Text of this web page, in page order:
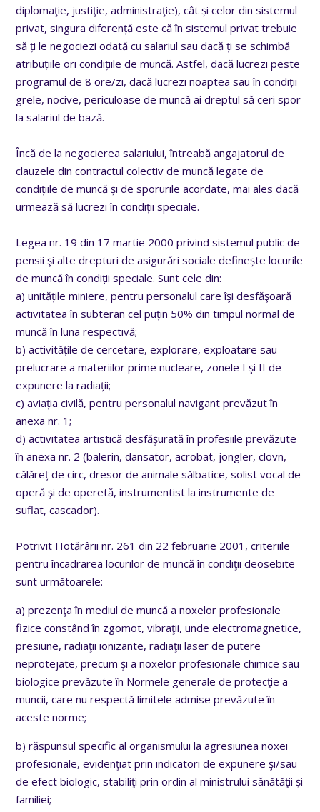
diplomaţie, justiţie, administraţie), cât și celor din sistemul
privat, singura diferență este că în sistemul privat trebuie
să ți le negociezi odată cu salariul sau dacă ți se schimbă
atribuțiile ori condițiile de muncă.Astfel, dacă lucrezi peste
programul de 8 ore/zi, dacă lucrezi noaptea sau în condiții
grele, nocive, periculoase de muncă ai dreptul să ceri spor
la salariul de bază.
Încă de la negocierea salariului, întreabă angajatorul de
clauzele din contractul colectiv de muncă legate de
condițiile de muncă și de sporurile acordate, mai ales dacă
urmează să lucrezi în condiții speciale.
Legea nr. 19 din 17 martie 2000 privind sistemul public de
pensii şi alte drepturi de asigurări sociale definește locurile
de muncă în condiții speciale. Sunt cele din:
a) unitățile miniere, pentru personalul care îşi desfăşoară
activitatea în subteran cel puțin 50% din timpul normal de
muncă în luna respectivă;
b) activitățile de cercetare, explorare, exploatare sau
prelucrare a materiilor prime nucleare, zonele I şi II de
expunere la radiații;
c) aviația civilă, pentru personalul navigant prevăzut în
anexa nr. 1;
d) activitatea artistică desfăşurată în profesiile prevăzute
în anexa nr. 2 (balerin, dansator, acrobat, jongler, clovn,
călăreț de circ, dresor de animale sălbatice, solist vocal de
operă şi de operetă, instrumentist la instrumente de
suflat, cascador).
Potrivit Hotărârii nr. 261 din 22 februarie 2001,criteriile
pentru încadrarea locurilor de muncă în condiţii deosebite
sunt următoarele:
a) prezenţa în mediul de muncă a noxelor profesionale
fizice constând în zgomot, vibraţii, unde electromagnetice,
presiune, radiaţii ionizante, radiaţii laser de putere
neprotejate, precum şi a noxelor profesionale chimice sau
biologice prevăzute în Normele generale de protecţie a
muncii, care nu respectă limitele admise prevăzute în
aceste norme;
b) răspunsul specific al organismului la agresiunea noxei
profesionale, evidenţiat prin indicatori de expunere şi/sau
de efect biologic, stabiliţi prin ordin al ministrului sănătăţii şi
familiei;